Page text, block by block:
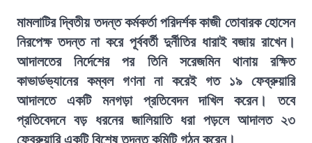
মামলাটির দ্বিতীয় তদন্ত কর্মকর্তা পরিদর্শক কাজী তোবারক হোসেন
নিরপেক্ষ তদন্ত না করে পূর্ববর্তী দুর্নীতির ধারাই বজায় রাখেন।
আদালতের নির্দেশের পর তিনি সরেজমিন থানায় রক্ষিত
কাভার্ডভ্যানের কম্বল গণনা না করেই গত ১৯ ফেব্রুয়ারি
আদালতে একটি মনগড়া প্রতিবেদন দাখিল করেন। তবে
প্রতিবেদনে বড় ধরনের জালিয়াতি ধরা পড়লে আদালত ২৩
ফেব্রুয়ারি একটি বিশেষ তদন্ত কমিটি গঠন করেন।